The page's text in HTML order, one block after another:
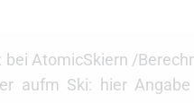
bei AtomicSkiern /
aufm Ski: hier